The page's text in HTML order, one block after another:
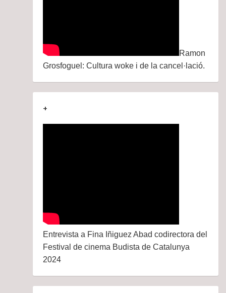
Ramon
Grosfoguel: Cultura woke i de la cancel·lació.
+
Entrevista a Fina Iñiguez Abad codirectora del
Festival de cinema Budista de Catalunya
2024